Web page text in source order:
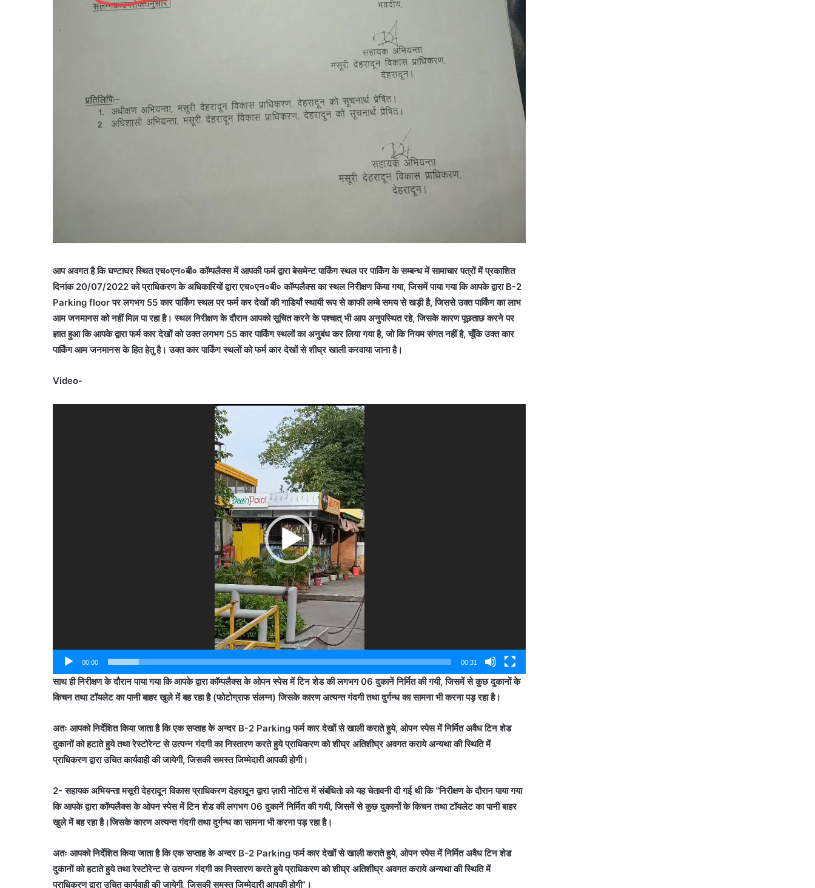
आप अवगत है कि घण्टाघर स्थित एच०एन०बी० कॉम्पलैक्स में आपकी फर्म द्वारा बेसमेन्ट पार्किंग स्थल पर पार्किंग के सम्बन्ध में सामाचार पत्रों में प्रकाशित
दिनांक 20/07/2022 को प्राधिकरण के अधिकारियों द्वारा एच०एन०बी० कॉम्पलैक्स का स्थल निरीक्षण किया गया, जिसमें पाया गया कि आपके द्वारा B-2
Parking floor पर लगभग 55 कार पार्किंग स्थल पर फर्म कर देखों की गाडियाँ स्थायी रूप से काफी लम्बे समय से खड़ी है, जिससे उक्त पार्किंग का लाभ
आम जनमानस को नहीं मिल पा रहा है। स्थल निरीक्षण के दौरान आपको सूचित करने के पश्चात् भी आप अनुपस्थित रहे, जिसके कारण पूछताछ करने पर
ज्ञात हुआ कि आपके द्वारा फर्म कार देखों को उक्त लगभग 55 कार पार्किंग स्थलों का अनुबंध कर लिया गया है, जो कि नियम संगत नहीं है, चूँकि उक्त कार
पार्किंग आम जनमानस के हित हेतु है। उक्त कार पार्किंग स्थलों को फर्म कार देखों से शीघ्र खाली करवाया जाना है।
Video-
00:00 00:31
साथ ही निरीक्षण के दौरान पाया गया कि आपके द्वारा कॉम्पलैक्स के ओपन स्पेस में टिन शेड की लगभग 06 दुकानें निर्मित की गयी, जिसमें से कुछ दुकानों के
किचन तथा टॉयलेट का पानी बाहर खुले में बह रहा है (फोटोग्राफ संलग्न) जिसके कारण अत्यन्त गंदगी तथा दुर्गन्ध का सामना भी करना पड़ रहा है।
अतः आपको निर्देशित किया जाता है कि एक सप्ताह के अन्दर B-2 Parking फर्म कार देखों से खाली कराते हुये, ओपन स्पेस में निर्मित अवैध टिन शेड
दुकानों को हटाते हुये तथा रेस्टोरेन्ट से उत्पन्न गंदगी का निस्तारण करते हुये प्राधिकरण को शीघ्र अतिशीघ्र अवगत कराये अन्यथा की स्थिति में
प्राधिकरण द्वारा उचित कार्यवाही की जायेगी, जिसकी समस्त जिम्मेदारी आपकी होगी।
2- सहायक अभियन्ता मसूरी देहरादून विकास प्राधिकरण देहरादून द्वारा ज़ारी नोटिस में संबंधितो को यह चेतावनी दी गई थी कि “निरीक्षण के दौरान पाया गया
कि आपके द्वारा कॉम्पलैक्स के ओपन स्पेस में टिन शेड की लगभग 06 दुकानें निर्मित की गयी, जिसमें से कुछ दुकानों के किचन तथा टॉयलेट का पानी बाहर
खुले में बह रहा है।जिसके कारण अत्यन्त गंदगी तथा दुर्गन्ध का सामना भी करना पड़ रहा है।
अतः आपको निर्देशित किया जाता है कि एक सप्ताह के अन्दर B-2 Parking फर्म कार देखों से खाली कराते हुये, ओपन स्पेस में निर्मित अवैध टिन शेड
दुकानों को हटाते हुये तथा रेस्टोरेन्ट से उत्पन्न गंदगी का निस्तारण करते हुये प्राधिकरण को शीघ्र अतिशीघ्र अवगत कराये अन्यथा की स्थिति में
प्राधिकरण द्वारा उचित कार्यवाही की जायेगी, जिसकी समस्त जिम्मेदारी आपकी होगी”।